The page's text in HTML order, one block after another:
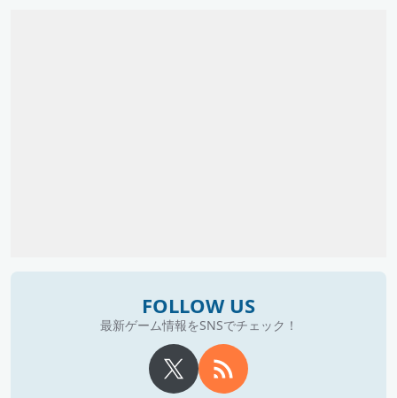
FOLLOW US
最新ゲーム情報をSNSでチェック！